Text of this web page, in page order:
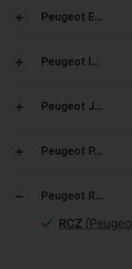
Peugeot E...
Peugeot I...
Peugeot J...
Peugeot P...
Peugeot R...
RCZ